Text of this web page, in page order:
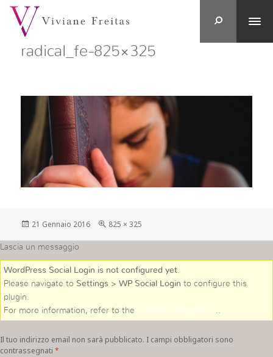
radical_fe-825×325
Postato
21 Gennaio 2016
Full
825 × 325
Lascia un messaggio
WordPress Social Login is not configured yet.
Please navigate to Settings > WP Social Login to configure this
plugin.
For more information, refer to the
online user guide ..
Il tuo indirizzo email non sarà pubblicato. I campi obbligatori sono
contrassegnati *